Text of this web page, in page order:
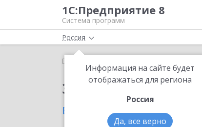
1С:Предприятие 8
Система программ
Россия
Информация на сайте будет
отображаться для региона
Россия
Да, все верно
Главная
Заказать
в Кумертау